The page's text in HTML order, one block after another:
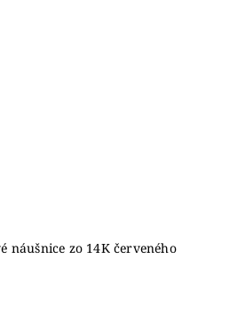
náušnice zo 14K červeného